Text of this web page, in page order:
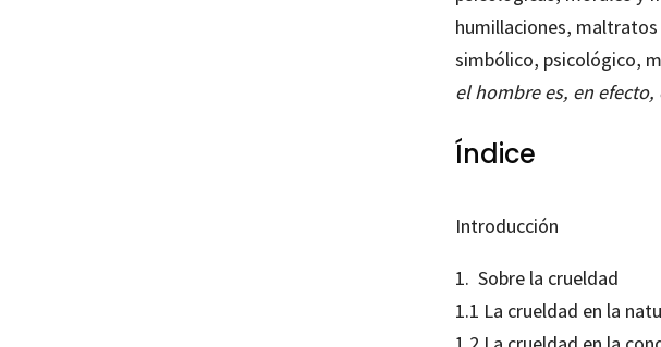
humillaciones,
simbólico, psicológico,
el hombre es, en
Índice
Introducción
1. Sobre la crueldad
1.1 La crueldad en la